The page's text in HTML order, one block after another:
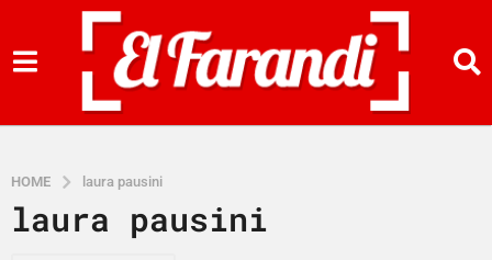
HOME laura pausini
laura pausini